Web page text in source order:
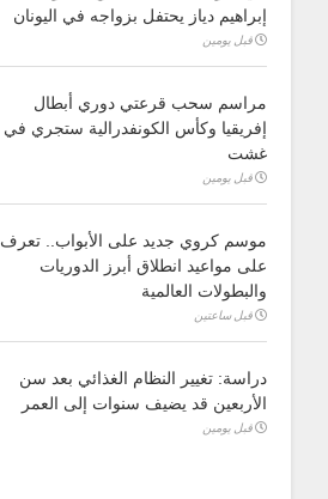
إبراهيم دياز يحتفل بزواجه في اليونان
قبل يومين
مراسم سحب قرعتي دوري أبطال
غشت
قبل يومين
موسم كروي جديد على الأبواب.. تعرف
على مواعيد انطلاق أبرز الدوريات
والبطولات العالمية
قبل ساعتين
دراسة: تغيير النظام الغذائي بعد سن
الأربعين قد يضيف سنوات إلى العمر
قبل يومين